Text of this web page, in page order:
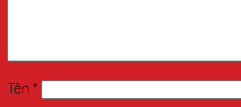
Tên *